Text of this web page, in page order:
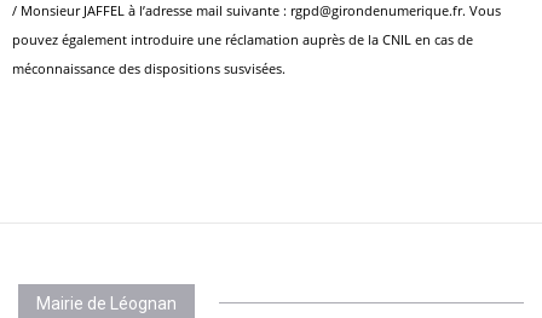
/ Monsieur JAFFEL à l’adresse mail suivante : rgpd@girondenumerique.fr. Vous
pouvez également introduire une réclamation auprès de la CNIL en cas de
méconnaissance des dispositions susvisées.
Mairie de Léognan